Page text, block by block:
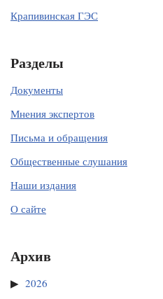
Крапивинская ГЭС
Разделы
Документы
Мнения экспертов
Письма и обращения
Общественные слушания
Наши издания
О сайте
Архив
2026